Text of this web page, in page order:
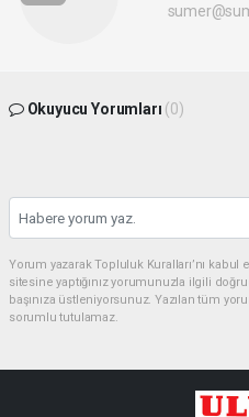
Okuyucu Yorumları (0)
Yorum yazarak Topluluk Kuralları’nı
sitesine yaptığınız yorumunuzla ilgili
başınıza üstleniyorsunuz. Yazılan tüm
sorumlu tutulamaz.